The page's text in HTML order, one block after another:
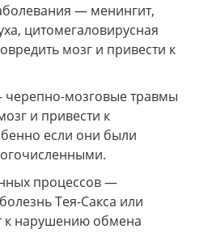
— менингит,
цитомегаловирусная
мозг и привести к
мозговые травмы
и привести к
если они были
процессов —
Тея-Сакса или
к нарушению обмена